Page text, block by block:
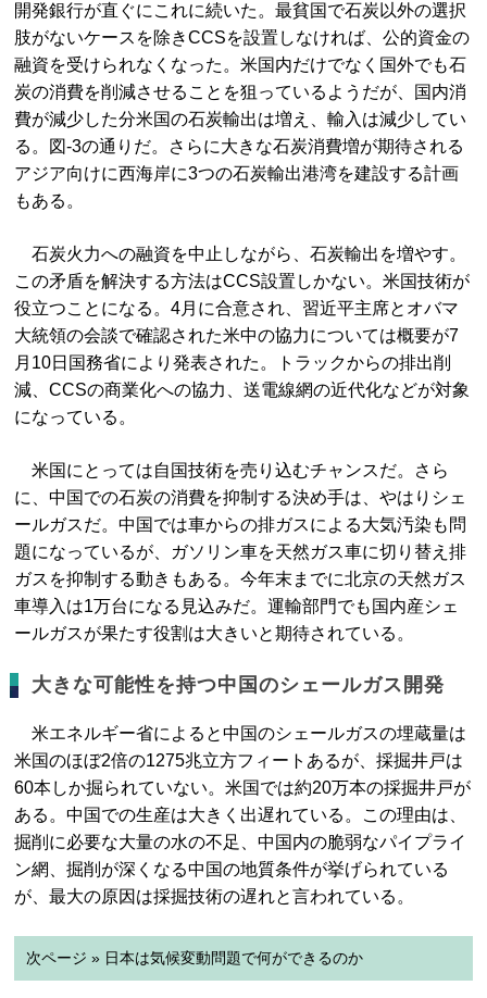
開発銀行が直ぐにこれに続いた。最貧国で石炭以外の選択
肢がないケースを除きCCSを設置しなければ、公的資金の
融資を受けられなくなった。米国内だけでなく国外でも石
炭の消費を削減させることを狙っているようだが、国内消
費が減少した分米国の石炭輸出は増え、輸入は減少してい
る。図‐3の通りだ。さらに大きな石炭消費増が期待される
アジア向けに西海岸に3つの石炭輸出港湾を建設する計画
もある。
石炭火力への融資を中止しながら、石炭輸出を増やす。
この矛盾を解決する方法はCCS設置しかない。米国技術が
役立つことになる。4月に合意され、習近平主席とオバマ
大統領の会談で確認された米中の協力については概要が7
月10日国務省により発表された。トラックからの排出削
減、CCSの商業化への協力、送電線網の近代化などが対象
になっている。
米国にとっては自国技術を売り込むチャンスだ。さら
に、中国での石炭の消費を抑制する決め手は、やはりシェ
ールガスだ。中国では車からの排ガスによる大気汚染も問
題になっているが、ガソリン車を天然ガス車に切り替え排
ガスを抑制する動きもある。今年末までに北京の天然ガス
車導入は1万台になる見込みだ。運輸部門でも国内産シェ
ールガスが果たす役割は大きいと期待されている。
大きな可能性を持つ中国のシェールガス開発
米エネルギー省によると中国のシェールガスの埋蔵量は
米国のほぼ2倍の1275兆立方フィートあるが、採掘井戸は
60本しか掘られていない。米国では約20万本の採掘井戸が
ある。中国での生産は大きく出遅れている。この理由は、
掘削に必要な大量の水の不足、中国内の脆弱なパイプライ
ン網、掘削が深くなる中国の地質条件が挙げられている
が、最大の原因は採掘技術の遅れと言われている。
次ページ » 日本は気候変動問題で何ができるのか